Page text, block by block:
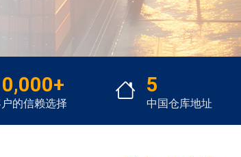
的信赖选择
5
中国仓库地址